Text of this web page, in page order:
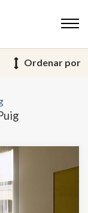
Ordenar por